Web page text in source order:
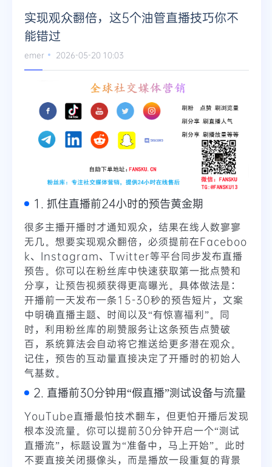
Twitter
实现观众翻倍，这5个油管直播技巧你不
能错过
emer 2026-05-20 10:03
1. 抓住直播前24小时的预告黄金期
很多主播开播时才通知观众，结果在线人数寥寥
无几。想要实现观众翻倍，必须提前在Faceboo
k、Instagram、Twitter等平台同步发布直播
预告。你可以在粉丝库中快速获取第一批点赞和
分享，让预告视频获得更高曝光。具体做法是：
开播前一天发布一条15-30秒的预告短片，文案
中明确直播主题、时间以及“有惊喜福利”。同
时，利用粉丝库的刷赞服务让这条预告点赞破
百，系统算法会自动将它推送给更多潜在观众。
记住，预告的互动量直接决定了开播时的初始人
气基数。
2. 直播前30分钟用“假直播”测试设备与流量
YouTube直播最怕技术翻车，但更怕开播后发现
根本没流量。你可以提前30分钟开启一个“测试
直播流”，标题设置为“准备中，马上开始”。此时
不要直接关闭摄像头，而是播放一段重复的背景